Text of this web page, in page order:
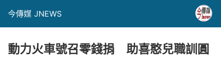
今傳媒 JNEWS
動力火車號召零錢捐 助喜憨兒職訓圓